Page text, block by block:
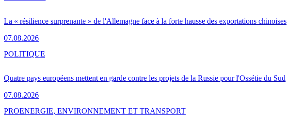
La « résilience surprenante » de l'Allemagne face à la forte hausse des exportations chinoises
07.08.2026
Quatre pays européens mettent en garde contre les projets de la Russie pour l'Ossétie du Sud
07.08.2026
POLITIQUE
PROENERGIE, ENVIRONNEMENT ET TRANSPORT